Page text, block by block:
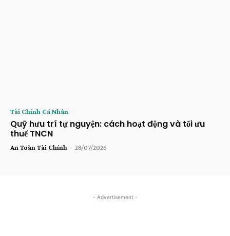
Tài Chính Cá Nhân
Quỹ hưu trí tự nguyện: cách hoạt động và tối ưu
thuế TNCN
An Toàn Tài Chính - 28/07/2026
- Advertisement -